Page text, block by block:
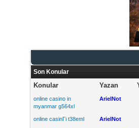
Son Konular
Konular Yazan
online casino in
myanmar g564xl
ArielNot
online casinГі t38eml ArielNot